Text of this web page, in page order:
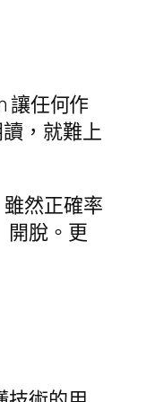
讓任何作
，就難上
然正確率
開脫。更